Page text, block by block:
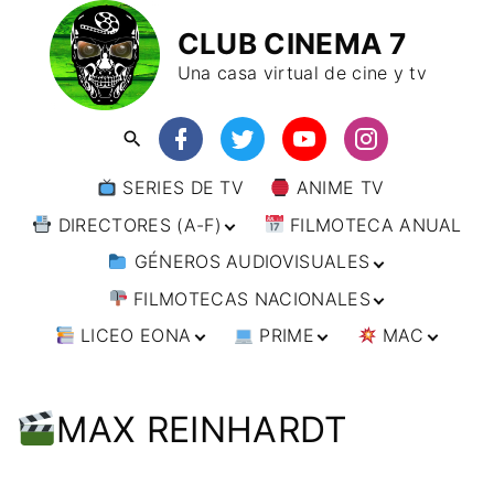
CLUB CINEMA 7
Una casa virtual de cine y tv
SERIES DE TV
ANIME TV
DIRECTORES (A-F)
DIRECTORES (F-L)
DIRECTORES (L-
W)
FILMOTECA ANUAL
GÉNEROS AUDIOVISUALES
ANIMACIÓN
ARTES MARCIALES
CINE DOCUMENTAL
FILMOTECAS NACIONALES
AFRICA
BRASIL
ASIA
INDIA
EUROPA
LICEO EONA
TALLERES
ONLINE
PRIME
IMPRESCINDIBLES
MAC
MAX REINHARDT